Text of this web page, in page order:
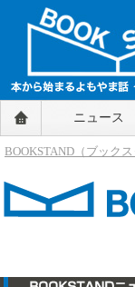
BOOKSTAND（ブ
～本から始まるよ
BOOKSTAND（ブ
ニュース
BOOKSTAND（ブックス